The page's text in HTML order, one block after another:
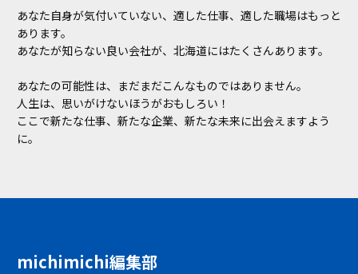
あなた自身が気付いていない、適した仕事、適した職場はもっと
あります。
あなたが知らない良い会社が、北海道にはたくさんあります。
あなたの可能性は、まだまだこんなものではありません。
人生は、思いがけないほうがおもしろい！
ここで新たな仕事、新たな企業、新たな未来に出会えますよう
に。
michimichi編集部